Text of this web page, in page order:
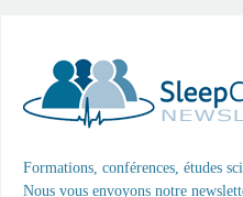
Formations, conférences, études
Nous vous envoyons notre